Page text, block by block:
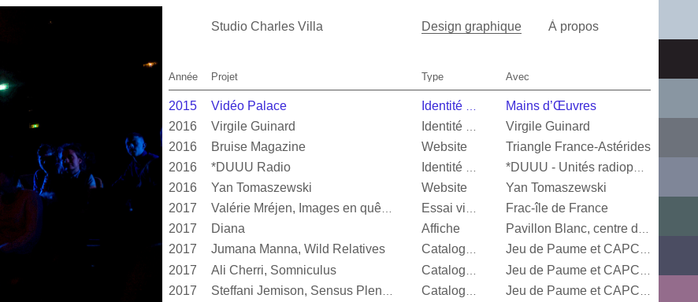
Studio Charles Villa Design graphique À propos
Année Projet Type Avec
2015 Vidéo Palace
Mains d’Œuvres
2016
Virgile Guinard
Virgile Guinard
2016
Bruise Magazine Website
Triangle France-Astérides
2016
*DUUU Radio Identité visuelle *DUUU - Unités radiophoniques mobiles
2016 Yan Tomaszewski Website
Yan Tomaszewski
2017
Valérie Mréjen, Images en quête d'histoires Essai visuel
Frac-île de France
2017
Diana Affiche Pavillon Blanc, centre d’art contemporain de la Ville de Colomiers
2017 Jumana Manna, Wild Relatives Catalogue d’exposition Jeu de Paume et CAPC Bordeaux
2017 Ali Cherri, Somniculus
2017